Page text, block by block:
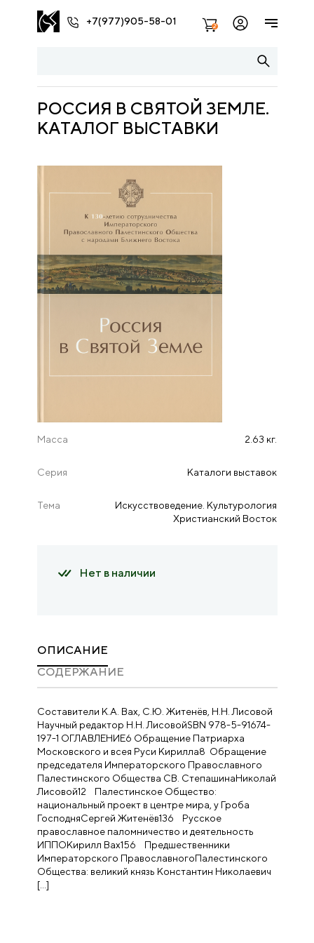
+7(977)905-58-01 2
РОССИЯ В СВЯТОЙ ЗЕМЛЕ.
КАТАЛОГ ВЫСТАВКИ
Масса 2.63 кг.
Серия Каталоги выставок
Тема
Искусствоведение. Культурология
Христианский Восток
Нет в наличии
ОПИСАНИЕ
CОДЕРЖАНИЕ
Составители К.А. Вах, С.Ю. Житенёв, Н.Н. Лисовой
Научный редактор Н.Н. ЛисовойSBN 978-5-91674-
197-1 ОГЛАВЛЕНИЕ6 Обращение Патриарха
Московского и всея Руси Кирилла8 Обращение
председателя Императорского Православного
Палестинского Общества СВ. СтепашинаНиколай
Лисовой12 Палестинское Общество:
национальный проект в центре мира, у Гроба
ГосподняСергей Житенёв136 Русское
православное паломничество и деятельность
ИППОКирилл Вах156 Предшественники
Императорского ПравославногоПалестинского
Общества: великий князь Константин Николаевич
[…]